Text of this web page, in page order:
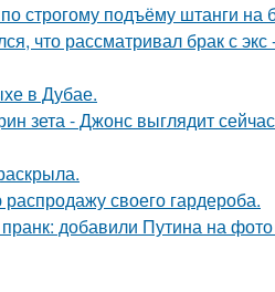
строгому подъёму штанги на
что рассматривал брак с
в Дубае.
зета - Джонс выглядит
своего гардероба.
добавили Путина на